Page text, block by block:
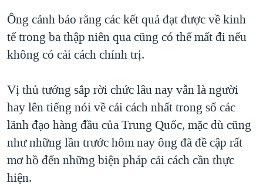
Ông cảnh báo rằng các kết quả đạt được về kinh
tế trong ba thập niên qua cũng có thể mất đi nếu
không có cải cách chính trị.
Vị thủ tướng sắp rời chức lâu nay vẫn là người
hay lên tiếng nói về cải cách nhất trong số các
lãnh đạo hàng đầu của Trung Quốc, mặc dù cũng
như những lần trước hôm nay ông đã đề cập rất
mơ hồ đến những biện pháp cải cách cần thực
hiện.